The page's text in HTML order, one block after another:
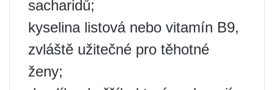
sacharidů;
kyselina listová nebo vitamín B9,
zvláště užitečné pro těhotné
ženy;